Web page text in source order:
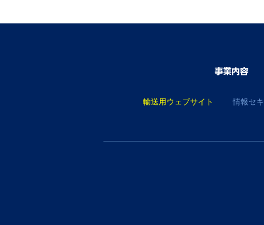
輸送用ウェブサイト 情報セ